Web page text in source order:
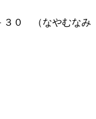
３０ （なやむなみ